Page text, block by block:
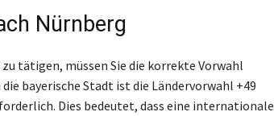
Nürnberg
tätigen, müssen Sie die korrekte Vorwahl
bayerische Stadt ist die Ländervorwahl +49
Dies bedeutet, dass eine internationale